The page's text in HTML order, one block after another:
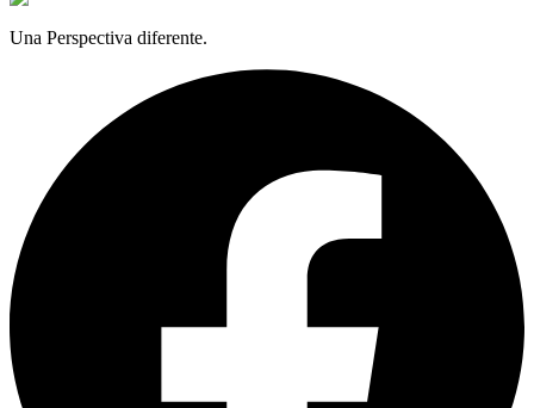
Una Perspectiva diferente.